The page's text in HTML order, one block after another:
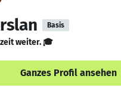
Basis
weiter. 🎓
Ganzes Profil ansehen